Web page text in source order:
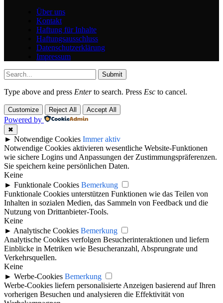
Über uns
Kontakt
Haftung für Inhalte
Haftungsausschluss
Datenschutzerklärung
Impressum
Submit
Type above and press Enterto search. Press Esc to cancel.
Customize Reject All Accept All
Powered by
✖
► Notwendige Cookies Immer aktiv
Notwendige Cookies aktivieren wesentliche Website-Funktionen
wie sichere Logins und Anpassungen der Zustimmungspräferenzen.
Sie speichern keine persönlichen Daten.
Keine
► Funktionale Cookies Bemerkung
Funktionale Cookies unterstützen Funktionen wie das Teilen von
Inhalten in sozialen Medien, das Sammeln von Feedback und die
Nutzung von Drittanbieter-Tools.
Keine
► Analytische Cookies Bemerkung
Analytische Cookies verfolgen Besucherinteraktionen und liefern
Einblicke in Metriken wie Besucheranzahl, Absprungrate und
Verkehrsquellen.
Keine
► Werbe-Cookies Bemerkung
Werbe-Cookies liefern personalisierte Anzeigen basierend auf Ihren
vorherigen Besuchen und analysieren die Effektivität von